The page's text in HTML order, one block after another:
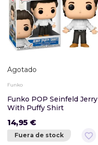
Agotado
Funko
Funko POP Seinfeld Jerry
With Puffy Shirt
14,95 €
favorite_border
Fuera de stock